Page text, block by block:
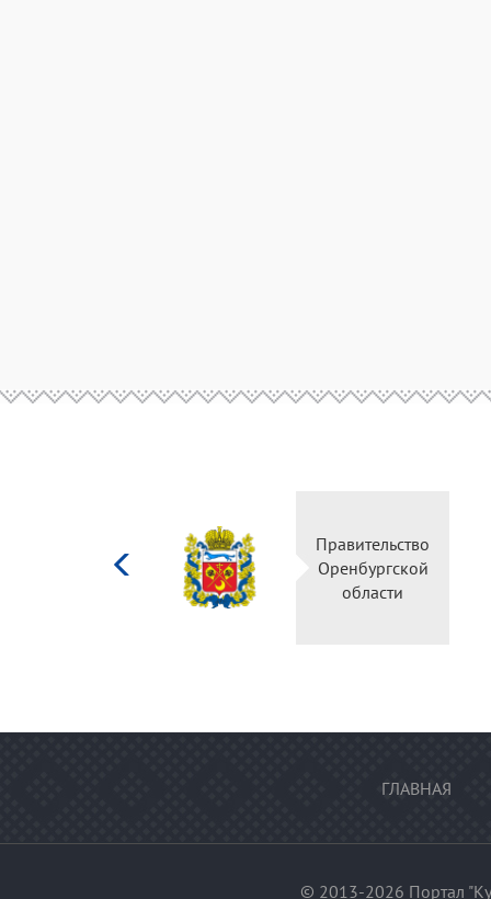
Министерство
культуры
Российской
ГЛАВНАЯ
© 2013-2026 Портал